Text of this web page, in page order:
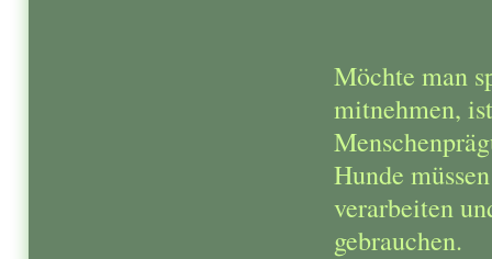
Möchte man
mitnehmen,
Hunde
verarbeiten
gebrauchen.